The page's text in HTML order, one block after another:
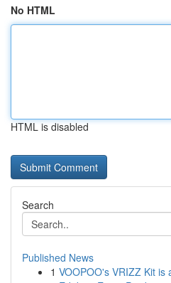
No HTML
HTML is disabled
Search
Published News
1 VOOPOO's VRIZZ Kit is